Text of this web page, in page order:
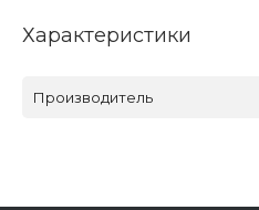
Характеристики
Производитель